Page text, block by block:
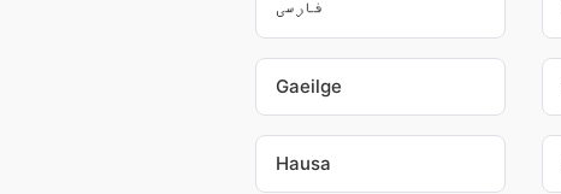
فارسی
Gaeilge
Hausa